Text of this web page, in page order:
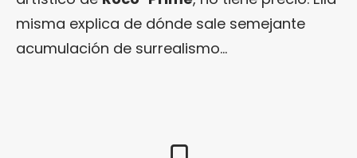
misma explica de dónde sale semejante
acumulación de surrealismo…